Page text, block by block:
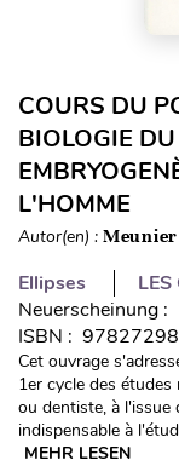
COURS DU
BIOLOGIE
L'HOMME
Autor(en) :
Ellipses
LES
Neuerscheinung
ISBN :
Cet ouvrage
1er cycle des études
ou dentiste, à
indispensable à
MEHR LESEN